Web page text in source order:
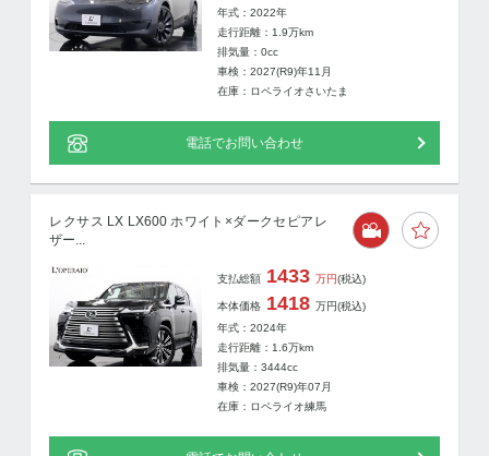
年式：2022年
走行距離： 1.9万km
排気量：0cc
車検：2027(R9)年11月
在庫：ロペライオさいたま
電話でお問い合わせ
レクサス LX LX600 ホワイト×ダークセピアレ
ザー...
支払総額 1433 万円(税込)
本体価格 1418 万円(税込)
年式：2024年
走行距離： 1.6万km
排気量：3444cc
車検：2027(R9)年07月
在庫：ロペライオ練馬